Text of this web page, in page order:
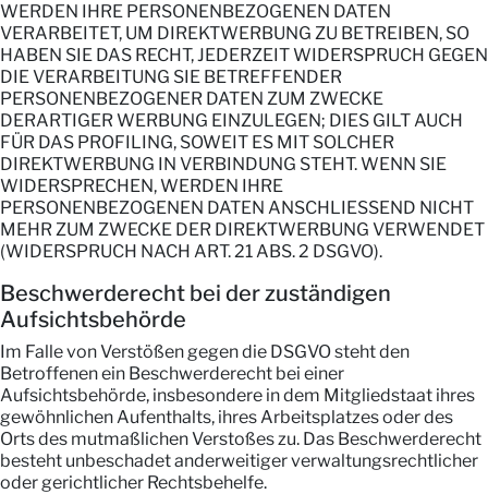
WERDEN IHRE PERSONENBEZOGENEN DATEN
VERARBEITET, UM DIREKTWERBUNG ZU BETREIBEN, SO
HABEN SIE DAS RECHT, JEDERZEIT WIDERSPRUCH GEGEN
DIE VERARBEITUNG SIE BETREFFENDER
PERSONENBEZOGENER DATEN ZUM ZWECKE
DERARTIGER WERBUNG EINZULEGEN; DIES GILT AUCH
FÜR DAS PROFILING, SOWEIT ES MIT SOLCHER
DIREKTWERBUNG IN VERBINDUNG STEHT. WENN SIE
WIDERSPRECHEN, WERDEN IHRE
PERSONENBEZOGENEN DATEN ANSCHLIESSEND NICHT
MEHR ZUM ZWECKE DER DIREKTWERBUNG VERWENDET
(WIDERSPRUCH NACH ART. 21 ABS. 2 DSGVO).
Beschwerde­recht bei der zuständigen
Aufsichts­behörde
Im Falle von Verstößen gegen die DSGVO steht den
Betroffenen ein Beschwerderecht bei einer
Aufsichtsbehörde, insbesondere in dem Mitgliedstaat ihres
gewöhnlichen Aufenthalts, ihres Arbeitsplatzes oder des
Orts des mutmaßlichen Verstoßes zu. Das Beschwerderecht
besteht unbeschadet anderweitiger verwaltungsrechtlicher
oder gerichtlicher Rechtsbehelfe.